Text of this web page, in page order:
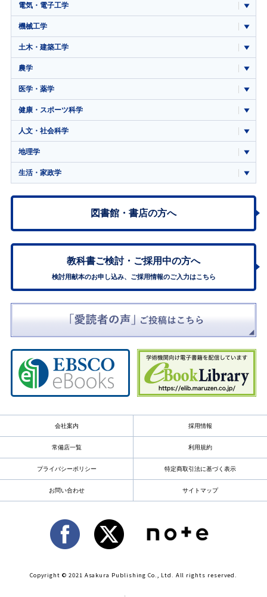
電気・電子工学
機械工学
土木・建築工学
農学
医学・薬学
健康・スポーツ科学
人文・社会科学
地理学
生活・家政学
図書館・書店の方へ
教科書ご検討・ ご採用中の方へ
検討用献本のお申し込み、ご採用情報のご入力はこちら
会社案内 採用情報
常備店一覧 利用規約
プライバシーポリシー 特定商取引法に基づく表示
お問い合わせ サイトマップ
Copyright © 2021 Asakura Publishing Co., Ltd. All rights reserved.